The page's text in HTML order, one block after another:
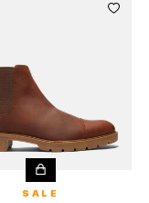
SALE